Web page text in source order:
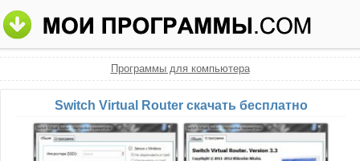
Программы для компьютера
Switch Virtual Router скачать бесплатно